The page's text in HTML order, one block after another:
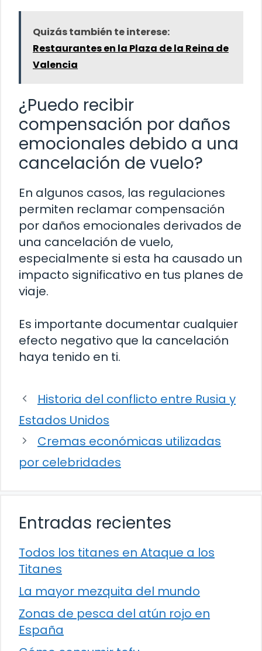
Quizás también te interese:
Restaurantes en la Plaza de la Reina de
Valencia
¿Puedo recibir
compensación por daños
emocionales debido a una
cancelación de vuelo?
En algunos casos, las regulaciones
permiten reclamar compensación
por daños emocionales derivados de
una cancelación de vuelo,
especialmente si esta ha causado un
impacto significativo en tus planes de
viaje.
Es importante documentar cualquier
efecto negativo que la cancelación
haya tenido en ti.
Historia del conflicto entre Rusia y
Estados Unidos
Cremas económicas utilizadas
por celebridades
Entradas recientes
Todos los titanes en Ataque a los
Titanes
La mayor mezquita del mundo
Zonas de pesca del atún rojo en
España